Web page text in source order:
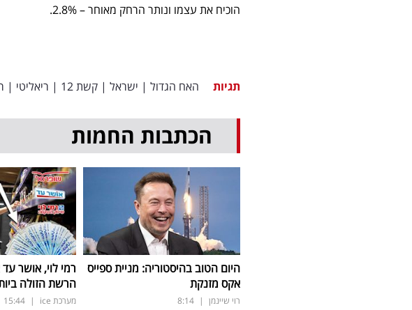
הוכיח את עצמו ונותר הרחק מאוחר – 2.8%.
תגיות האח הגדול | ישראל | קשת 12 | ריאליטי |
הכתבות החמות
היום הטוב בהיסטוריה: מניית ספייס
אקס מזנקת
רוי שיינמן |
8:14
רמי לוי, אושר עד
הרשת הזולה
מערכת ice |
15:44